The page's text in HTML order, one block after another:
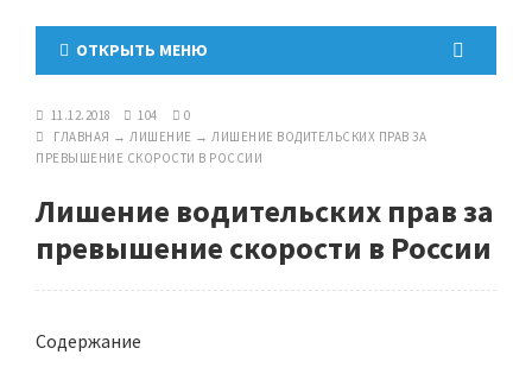
ОТКРЫТЬ МЕНЮ
11.12.2018 104
0
ГЛАВНАЯ → ЛИШЕНИЕ → ЛИШЕНИЕ ВОДИТЕЛЬСКИХ ПРАВ ЗА
ПРЕВЫШЕНИЕ СКОРОСТИ В РОССИИ
Лишение водительских прав за
превышение скорости в России
Содержание